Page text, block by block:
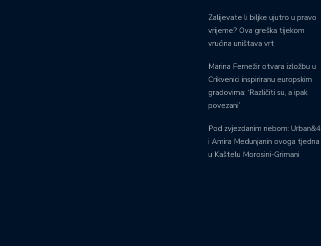
Zalijevate li biljke ujutro u pravo
vrijeme? Ova greška tijekom
vrućina uništava vrt
Marina Fernežir otvara izložbu u
Crikvenici inspiriranu europskim
gradovima: ‘Različiti su, a ipak
povezani’
Pod zvjezdanim nebom: Urban&4
i Amira Medunjanin ovoga tjedna
u Kaštelu Morosini-Grimani